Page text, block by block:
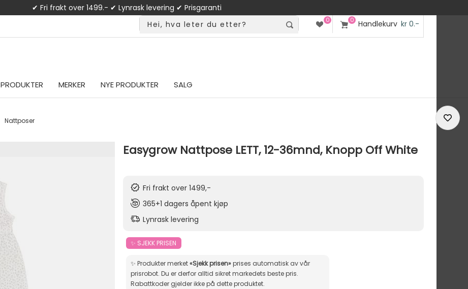
✔ Fri frakt over 1499.- ✔ Lynrask levering ✔ Prisgaranti
0 0 Handlekurv kr 0.-
PRODUKTER MERKER NYE PRODUKTER SALG
Nattposer
Easygrow Nattpose LETT, 12-36mnd, Knopp Off White
Fri frakt over 1499,-
365+1 dagers åpent kjøp
Lynrask levering
✨ SJEKK PRISEN
✨ Produkter merket«Sjekk prisen»prises automatisk av vår
prisrobot. Du er derfor alltid sikret markedets beste pris.
Rabattkoder gjelder ikke på dette produktet.